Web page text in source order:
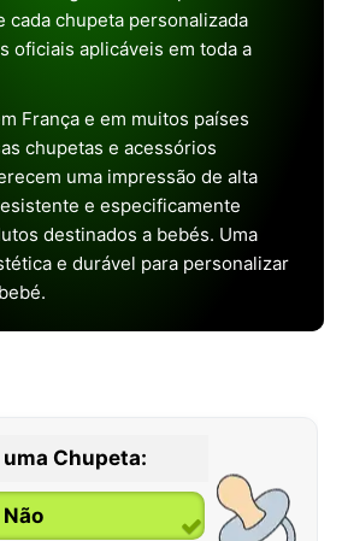
cada chupeta personalizada
oficiais aplicáveis em toda a
França e em muitos países
chupetas e acessórios
uma impressão de alta
e especificamente
destinados a bebés. Uma
e durável para personalizar
Chupeta:
Não